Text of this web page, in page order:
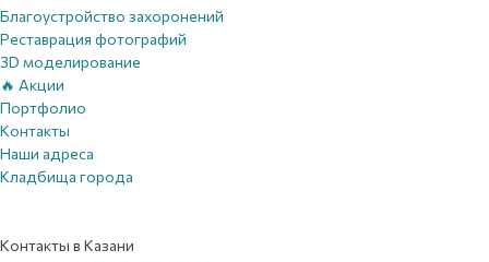
Благоустройство захоронений
Реставрация фотографий
3D моделирование
🔥 Акции
Портфолио
Контакты
Наши адреса
Кладбища города
Контакты в Казани